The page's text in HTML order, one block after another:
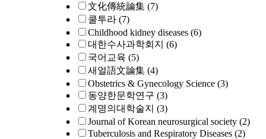
文化傳統論集 (7)
쿨투라 (7)
Childhood kidney diseases (6)
대한수사과학회지 (6)
국어교육 (5)
새얼語文論集 (4)
Obstetrics & Gynecology Science (3)
동양한문학연구 (3)
계명의대학술지 (3)
Journal of Korean neurosurgical society (2)
Tuberculosis and Respiratory Diseases (2)